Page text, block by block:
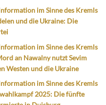
im Sinne des Kremls
und die Ukraine: Die
im Sinne des Kremls
an Nawalny nutzt Sevim
Westen und die Ukraine
im Sinne des Kremls
2025: Die fünfte